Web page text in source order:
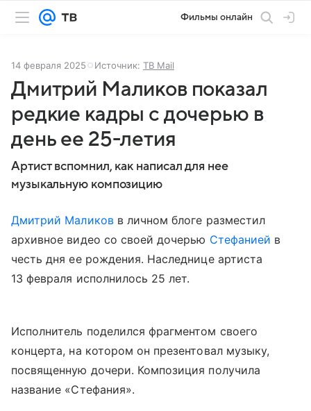
Фильмы онлайн
14 февраля 2025 Источник: ТВ Mail
Дмитрий Маликов показал
редкие кадры с дочерью в
день ее 25-летия
Артист вспомнил, как написал для нее
музыкальную композицию
Дмитрий Маликовв личном блоге разместил
архивное видео со своей дочерью Стефанией в
честь дня ее рождения. Наследнице артиста
13 февраля исполнилось 25 лет.
Исполнитель поделился фрагментом своего
концерта, на котором он презентовал музыку,
посвященную дочери. Композиция получила
название «Стефания».